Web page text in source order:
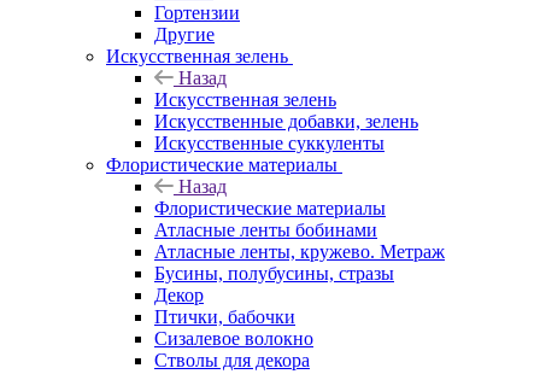
Гортензии
Другие
Искусственная зелень
Назад
Искусственная зелень
Искусственные добавки, зелень
Искусственные суккуленты
Флористические материалы
Назад
Флористические материалы
Атласные ленты бобинами
Атласные ленты, кружево. Метраж
Бусины, полубусины, стразы
Декор
Птички, бабочки
Сизалевое волокно
Стволы для декора